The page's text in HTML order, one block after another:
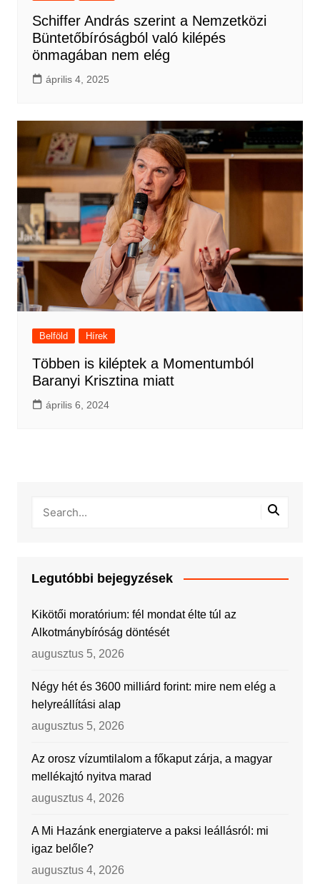
Schiffer András szerint a Nemzetközi
Büntetőbíróságból való kilépés
önmagában nem elég
április 4, 2025
Belföld Hírek
Többen is kiléptek a Momentumból
Baranyi Krisztina miatt
április 6, 2024
Legutóbbi bejegyzések
Kikötői moratórium: fél mondat élte túl az
Alkotmánybíróság döntését
augusztus 5, 2026
Négy hét és 3600 milliárd forint: mire nem elég a
helyreállítási alap
augusztus 5, 2026
Az orosz vízumtilalom a főkaput zárja, a magyar
mellékajtó nyitva marad
augusztus 4, 2026
A Mi Hazánk energiaterve a paksi leállásról: mi
igaz belőle?
augusztus 4, 2026